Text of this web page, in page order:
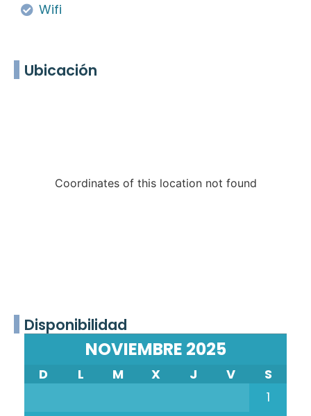
Wifi
Ubicación
Coordinates of this location not found
Disponibilidad
NOVIEMBRE 2025
D L M X J V
S
1